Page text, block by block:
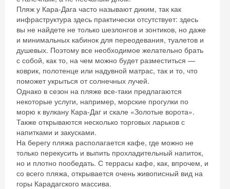
Пляж у Кара-Дага часто называют диким, так как
инфраструктура здесь практически отсутствует: здесь
вы не найдете не только шезлонгов и зонтиков, но даже
и минимальных кабинок для переодевания, туалетов и
душевых. Поэтому все необходимое желательно брать
с собой, как то, на чем можно будет разместиться —
коврик, полотенце или надувной матрас, так и то, что
поможет укрыться от солнечных лучей.
Однако в сезон на пляже все-таки предлагаются
некоторые услуги, например, морские прогулки по
морю к вулкану Кара-Даг и скале «Золотые ворота».
Также открываются несколько торговых ларьков с
напитками и закусками.
На берегу пляжа располагается кафе, где можно не
только перекусить и выпить прохладительный напиток,
но и плотно пообедать. С террасы кафе, как, впрочем, и
со всего пляжа, открывается очень живописный вид на
горы Карадагского массива.